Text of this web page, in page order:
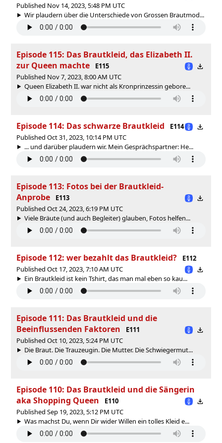
Published Nov 14, 2023, 5:48 PM UTC
Wir plaudern über die Unterschiede von Grossen Brautmod...
Episode 115: Das Brautkleid, das Elizabeth II.
zur Queen machte
E115
Published Nov 7, 2023, 8:00 AM UTC
Queen Elizabeth II. war nicht als Kronprinzessin gebore...
Episode 114: Das schwarze Brautkleid
E114
Published Oct 31, 2023, 10:14 PM UTC
... und darüber plaudern wir. Mein Gesprächspartner: He...
Episode 113: Fotos bei der Brautkleid-
Anprobe
E113
Published Oct 24, 2023, 6:19 PM UTC
Viele Bräute (und auch Begleiter) glauben, Fotos helfen...
Episode 112: wer bezahlt das Brautkleid?
E112
Published Oct 17, 2023, 7:10 AM UTC
Ein Brautkleid ist kein Tshirt, das man mal eben so kau...
Episode 111: Das Brautkleid und die
Beeinflussenden Faktoren
E111
Published Oct 10, 2023, 5:24 PM UTC
Die Braut. Die Trauzeugin. Die Mutter. Die Schwiegermut...
Episode 110: Das Brautkleid und die Sängerin
aka Shopping Queen
E110
Published Sep 19, 2023, 5:12 PM UTC
Was machst Du, wenn Dir wider Willen ein tolles Kleid e...